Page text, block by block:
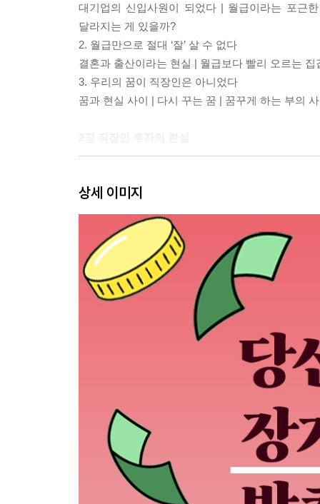
대기업의 신입사원이 되었다 | 월급이라는 포근
달라지는 게 있을까?
2. 월급만으로 절대 ‘잘’ 살 수 없다
결혼과 출산이라는 현실 | 월급보다 빨리 오르는
3. 우리의 꿈이 직장인은 아니었다
꿈과 현실 사이 | 다시 꾸는 꿈 | 꿈꾸게 하는 부의
해본 적이 없어서 어려울 뿐이다 | 월급이라는 안
2. 직장인, 주식투자를 해야 한다
주식이어야 하는 이유 | 장기투자 vs. 단기 투자 |
3. 직장인, 이래서 투자가 힘들다
시간이 부족하다 | 시드가 부족하다
3장 직장인의 한계를 극복하는 투자
1. 직장인의 투자는 6시부터 시작된다
회사에서 시간 확보 | 집에서 시간 확보
2. 관심 종목의 선정 기준, 범위를 축소하라
3. 시간을 축소하라, 직장인이 할 수 있는 단기투자
시나리오 투자를 돕는 자동매매 | 유연한 시나리오
하루 10분 화장실 찬스! 종가베팅
4장 월급 두 번 받는 투자법
상세 이미지